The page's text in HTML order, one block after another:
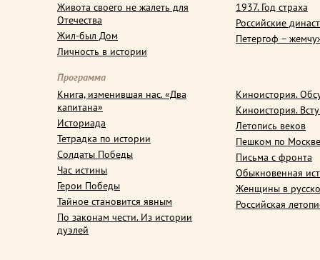
Живота своего не жалеть для
Отечества
Жил-был Дом
Личность в истории
1937. Год страха
Российские
Петергоф –
Программа
Книга, изменившая нас. «Два
капитана»
Историада
Тетрадка по истории
Солдаты Победы
Час истины
Герои Победы
Тайное становится явным
По законам чести. Из истории
дуэлей
Киноистория.
Киноистория.
Летопись веков
Пешком по Москве
Письма с фронта
Обыкновенная
Женщины в
Российская